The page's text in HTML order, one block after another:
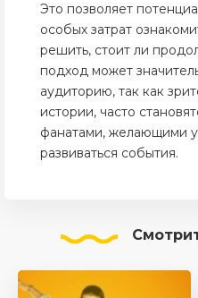
Это позволяет
особых затрат
решить, стоит ли
подход может
аудиторию, так как
истории, часто
фанатами, желающими
развиваться события.